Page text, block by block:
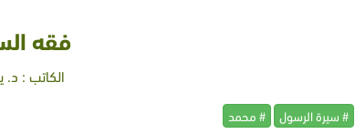
فقه
الكاتب : د.
# سيرة الرسول # محمد